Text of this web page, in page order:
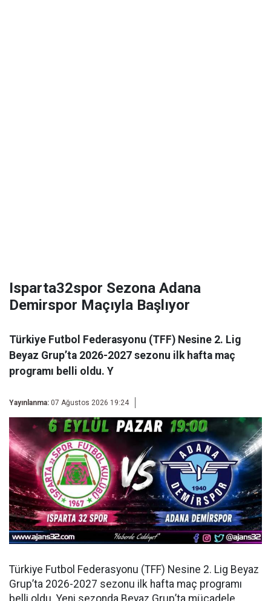
Isparta32spor Sezona Adana
Demirspor Maçıyla Başlıyor
Türkiye Futbol Federasyonu (TFF) Nesine 2. Lig
Beyaz Grup’ta 2026-2027 sezonu ilk hafta maç
programı belli oldu. Y
Yayınlanma: 07 Ağustos 2026 19:24
Türkiye Futbol Federasyonu (TFF) Nesine 2. Lig Beyaz
Grup’ta 2026-2027 sezonu ilk hafta maç programı
belli oldu. Yeni sezonda Beyaz Grup’ta mücadele